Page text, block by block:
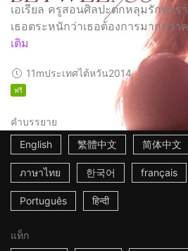
เอเรียล ครูสอนศิลปะตกหลุมรักทาร
เธอตระหนักว่าเธอต้องการมากกว่
เติม
11mประเทศไต้หวัน2014
ฟรี
คำบรรยาย
English
繁體中文 简体中文
ภาษาไทย 한국어 français
Português हिन्दी
แท็ก